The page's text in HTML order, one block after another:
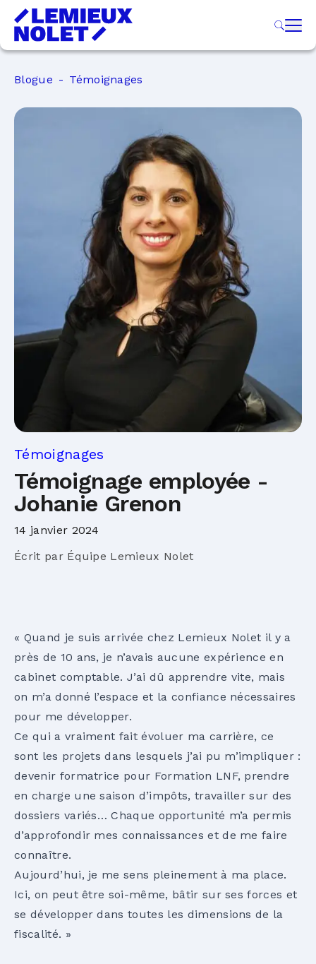
Blogue Témoignages
Témoignages
Témoignage employée -
Johanie Grenon
14 janvier 2024
Écrit par Équipe Lemieux Nolet
« Quand je suis arrivée chez Lemieux Nolet il y a
près de 10 ans, je n’avais aucune expérience en
cabinet comptable. J’ai dû apprendre vite, mais
on m’a donné l’espace et la confiance nécessaires
pour me développer.
Ce qui a vraiment fait évoluer ma carrière, ce
sont les projets dans lesquels j’ai pu m’impliquer :
devenir formatrice pour Formation LNF, prendre
en charge une saison d’impôts, travailler sur des
dossiers variés… Chaque opportunité m’a permis
d’approfondir mes connaissances et de me faire
connaître.
Aujourd’hui, je me sens pleinement à ma place.
Ici, on peut être soi-même, bâtir sur ses forces et
se développer dans toutes les dimensions de la
fiscalité. »